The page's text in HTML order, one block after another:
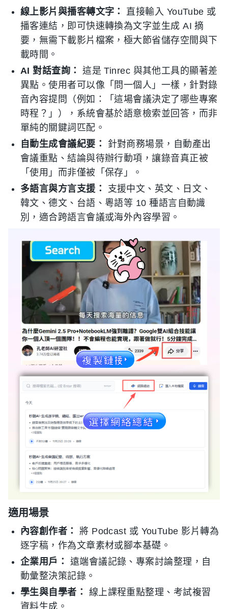
線上影片與播客轉文字：
直接輸入 YouTube 或
播客連結，即可快速轉換為文字並生成 AI 摘
要，無需下載影片檔案，極大節省儲存空間與下
載時間。
AI 對話查詢：
這是 Tinrec 與其他工具的顯著差
異點。使用者可以像「問一個人」一樣，針對錄
音內容提問（例如：「這場會議決定了哪些專案
時程？」），系統會基於語意檢索並回答，而非
單純的關鍵詞匹配。
自動生成會議紀要：
針對商務場景，自動產出
會議重點、結論與待辦行動項，讓錄音真正被
「使用」而非僅被「保存」。
多語言與方言支援：
支援中文、英文、日文、
韓文、德文、台語、粵語等 10 種語言自動識
別，適合跨語言會議或海外內容學習。
適用場景
內容創作者：
將 Podcast 或 YouTube 影片轉為
逐字稿，作為文章素材或腳本基礎。
企業用戶：
遠端會議記錄、專案討論整理，自
動彙整決策記錄。
學生與自學者：
線上課程重點整理、考試複習
資料生成。